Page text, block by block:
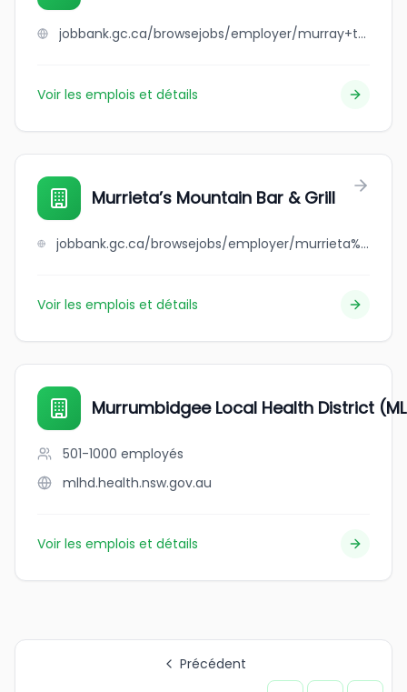
jobbank.gc.ca/browsejobs/employer/murray+transport+ltd/ca
Voir les emplois et détails
Murrieta’s Mountain Bar & Grill
jobbank.gc.ca/browsejobs/employer/murrieta%E2%80%99s+mountain+bar+%26+grill/ca
Voir les emplois et détails
Murrumbidgee Local Health District
501-1000 employés
mlhd.health.nsw.gov.au
Voir les emplois et détails
Précédent